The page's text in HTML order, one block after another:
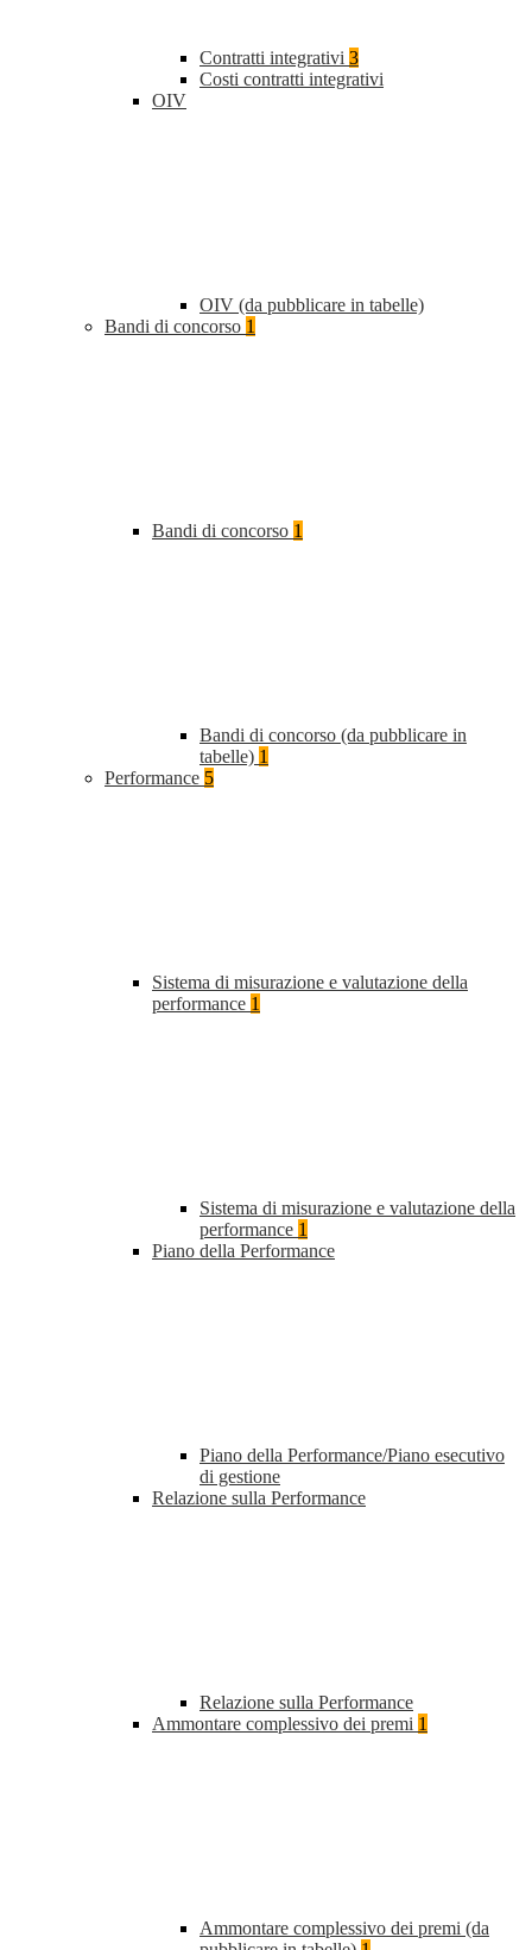
Contratti integrativi 3
Costi contratti integrativi
OIV
OIV (da pubblicare in tabelle)
Bandi di concorso 1
Bandi di concorso 1
Bandi di concorso (da pubblicare in
tabelle) 1
Performance 5
Sistema di misurazione e valutazione della
performance 1
Sistema di misurazione e valutazione della
performance 1
Piano della Performance
Piano della Performance/Piano esecutivo
di gestione
Relazione sulla Performance
Relazione sulla Performance
Ammontare complessivo dei premi 1
Ammontare complessivo dei premi (da